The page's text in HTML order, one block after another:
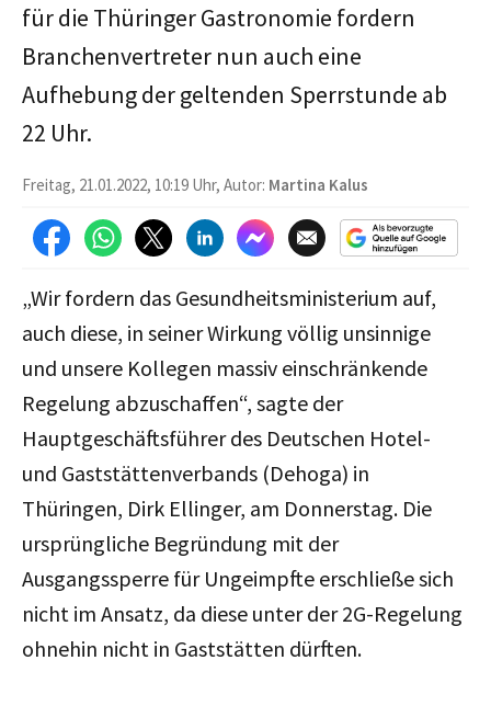
für die Thüringer Gastronomie fordern
Branchenvertreter nun auch eine
Aufhebung der geltenden Sperrstunde ab
22 Uhr.
Freitag, 21.01.2022, 10:19 Uhr, Autor: Martina Kalus
„Wir fordern das Gesundheitsministerium auf,
auch diese, in seiner Wirkung völlig unsinnige
und unsere Kollegen massiv einschränkende
Regelung abzuschaffen“, sagte der
Hauptgeschäftsführer des Deutschen Hotel-
und Gaststättenverbands (Dehoga) in
Thüringen, Dirk Ellinger, am Donnerstag. Die
ursprüngliche Begründung mit der
Ausgangssperre für Ungeimpfte erschließe sich
nicht im Ansatz, da diese unter der 2G-Regelung
ohnehin nicht in Gaststätten dürften.